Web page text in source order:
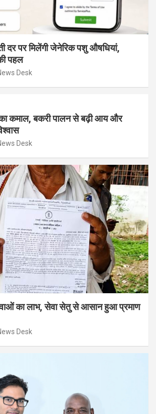
दर पर मिलेंगी जेनेरिक पशु औषधियां,
पहल
Desk
का कमाल, बकरी पालन से बढ़ी आय और
Desk
का लाभ, सेवा सेतु से आसान हुआ प्रमाण
Desk